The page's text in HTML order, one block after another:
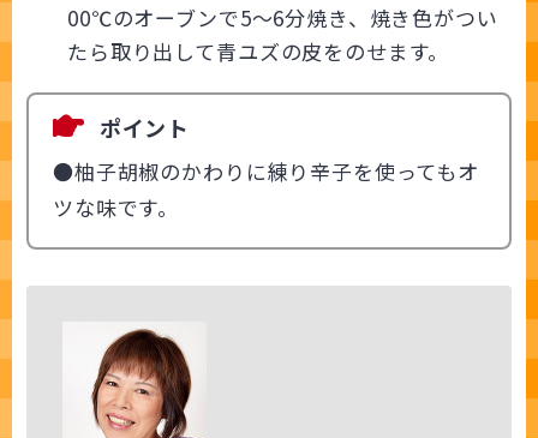
00℃のオーブンで5～6分焼き、焼き色がつい
たら取り出して青ユズの皮をのせます。
ポイント
●柚子胡椒のかわりに練り辛子を使ってもオ
ツな味です。